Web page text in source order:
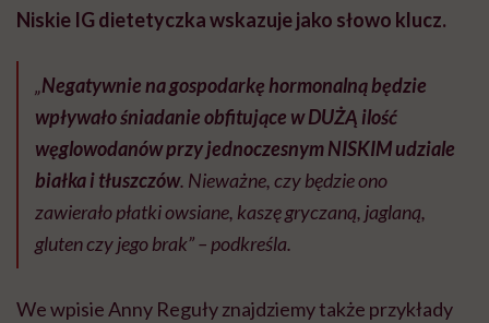
Niskie IG dietetyczka wskazuje jako słowo klucz.
„Negatywnie na gospodarkę hormonalną będzie
wpływało śniadanie obfitujące w DUŻĄ ilość
węglowodanów przy jednoczesnym NISKIM udziale
białka i tłuszczów. Nieważne, czy będzie ono
zawierało płatki owsiane, kaszę gryczaną, jaglaną,
gluten czy jego brak” – podkreśla.
We wpisie Anny Reguły znajdziemy także przykłady